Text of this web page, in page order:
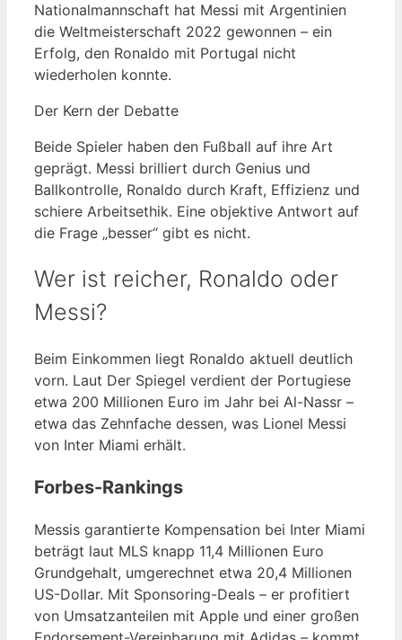
Nationalmannschaft hat Messi mit Argentinien
die Weltmeisterschaft 2022 gewonnen – ein
Erfolg, den Ronaldo mit Portugal nicht
wiederholen konnte.
Der Kern der Debatte
Beide Spieler haben den Fußball auf ihre Art
geprägt. Messi brilliert durch Genius und
Ballkontrolle, Ronaldo durch Kraft, Effizienz und
schiere Arbeitsethik. Eine objektive Antwort auf
die Frage „besser“ gibt es nicht.
Wer ist reicher, Ronaldo oder
Messi?
Beim Einkommen liegt Ronaldo aktuell deutlich
vorn. Laut Der Spiegel verdient der Portugiese
etwa 200 Millionen Euro im Jahr bei Al-Nassr –
etwa das Zehnfache dessen, was Lionel Messi
von Inter Miami erhält.
Forbes-Rankings
Messis garantierte Kompensation bei Inter Miami
beträgt laut MLS knapp 11,4 Millionen Euro
Grundgehalt, umgerechnet etwa 20,4 Millionen
US-Dollar. Mit Sponsoring-Deals – er profitiert
von Umsatzanteilen mit Apple und einer großen